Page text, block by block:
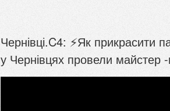
Чернівці.C4: ⚡️Як прикрасити
у Чернівцях провели майстер